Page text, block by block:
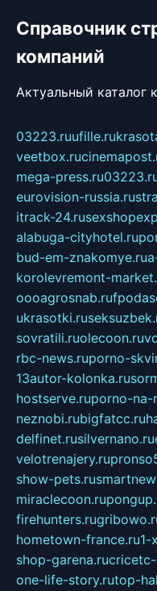
Справочник
компаний
Актуальный каталог
03223.ruufille.ru
veetbox.ru
mega-press.ru
eurovision-russia.ru
itrack-24.ru
alabuga-cityhotel.ru
bud-em-znakomye.ru
korolevremont-
oooagrosnab.ru
ukrasotki.ru
sovratili.ruolecoon.ru
rbc-news.ruporno-
13autor-kolonka.ru
hostserve.ruporno-na-
neznobi.rubigfatcc.ru
delfinet.rusilvernano.ru
velotrenajery.ru
show-pets.ru
miraclecoon.ru
firehunters.ru
hometown-france.ru1-
shop-garena.ru
one-life-story.rutop-